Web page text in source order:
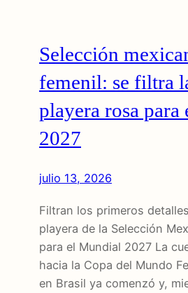
Selección
femenil: se filtra
playera rosa para
2027
julio 13, 2026
Filtran los primeros
playera de la Selección
para el Mundial 2027 La
hacia la Copa del Mundo
en Brasil ya comenzó y,